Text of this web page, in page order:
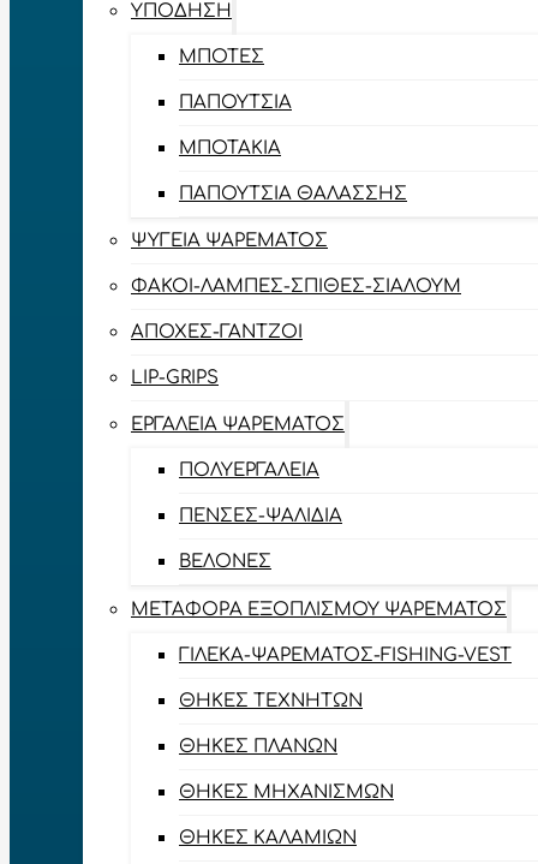
ΥΠΌΔΗΣΗ
ΜΠΌΤΕΣ
ΠΑΠΟΎΤΣΙΑ
ΜΠΟΤΆΚΙΑ
ΠΑΠΟΎΤΣΙΑ ΘΑΛΆΣΣΗΣ
ΨΥΓΕΊΑ ΨΑΡΈΜΑΤΟΣ
ΦΑΚΟΊ-ΛΆΜΠΕΣ-ΣΠΊΘΕΣ-ΣΊΑΛΟΥΜ
ΑΠΌΧΕΣ-ΓΆΝΤΖΟΙ
LIP-GRIPS
EΡΓΑΛΕΊΑ ΨΑΡΈΜΑΤΟΣ
ΠΟΛΥΕΡΓΑΛΕΊΑ
ΠΈΝΣΕΣ-ΨΑΛΊΔΙΑ
ΒΕΛΌΝΕΣ
ΜΕΤΑΦΟΡΆ ΕΞΟΠΛΙΣΜΟΎ ΨΑΡΈΜΑΤΟΣ
ΓΙΛΈΚΑ-ΨΑΡΈΜΑΤΟΣ-FISHING-VEST
ΘΉΚΕΣ ΤΕΧΝΗΤΏΝ
ΘΉΚΕΣ ΠΛΆΝΩΝ
ΘΉΚΕΣ ΜΗΧΑΝΙΣΜΏΝ
ΘΉΚΕΣ ΚΑΛΑΜΙΏΝ